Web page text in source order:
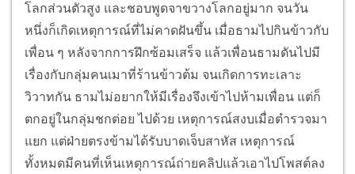
โลกส่วนตัวสูง และชอบพูดจาขวางโลกอยู่มาก จนวัน
หนึ่งก็เกิดเหตุการณ์ที่ไม่คาดฝันขึ้น เมื่อธามไปกินข้าวกับ
เพื่อน ๆ หลังจากการฝึกซ้อมเสร็จ แล้วเพื่อนธามดันไปมี
เรื่องกับกลุ่มคนเมาที่ร้านข้าวต้ม จนเกิดการทะเลาะ
วิวาทกัน ธามไม่อยากให้มีเรื่องจึงเข้าไปห้ามเพื่อน แต่ก็
ตกอยู่ในกลุ่มชกต่อย ไปด้วย เหตุการณ์สงบเมื่อตำรวจมา
แยก แต่ฝ่ายตรงข้ามได้รับบาดเจ็บสาหัส เหตุการณ์
ทั้งหมดมีคนที่เห็นเหตุการณ์ถ่ายคลิปแล้วเอาไปโพสต์ลง